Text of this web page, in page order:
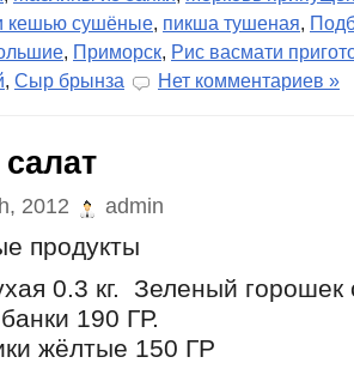
кешью сушёные, пикша тушеная,
, Приморск, Рис васмати
, Сыр брынза Нет комментариев »
2012 admin
продукты
0.3 кг. Зеленый
190 ГР.
жёлтые 150 ГР